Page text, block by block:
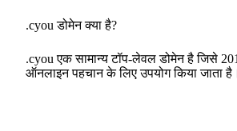
.cyou डोमेन क्या है?
.cyou एक सामान्य टॉप-लेवल डोमेन है जिसे
ऑनलाइन पहचान के लिए उपयोग किया जाता है।